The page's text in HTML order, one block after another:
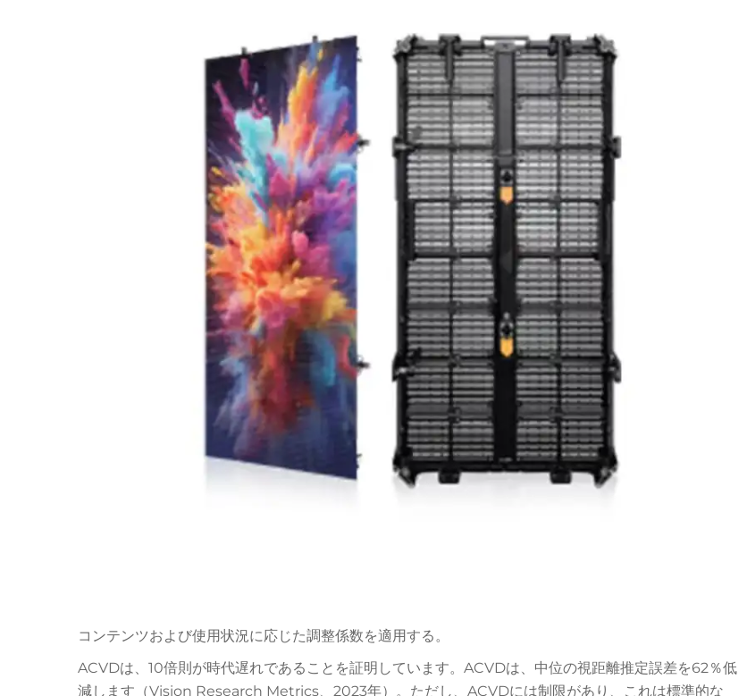
コンテンツおよび使用状況に応じた調整係数を適用する。
ACVDは、10倍則が時代遅れであることを証明しています。ACVDは、中位の視距離推定誤差を62％低
減します（Vision Research Metrics、2023年）。ただし、ACVDには制限があり、これは標準的な